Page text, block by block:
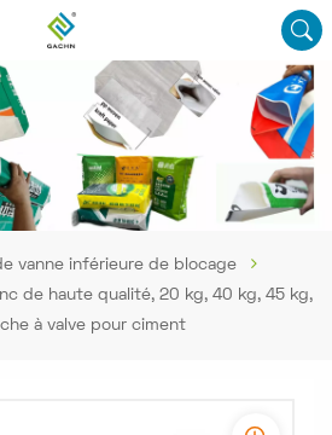
vanne inférieure de blocage
de haute qualité, 20 kg, 40 kg, 45 kg,
à valve pour ciment